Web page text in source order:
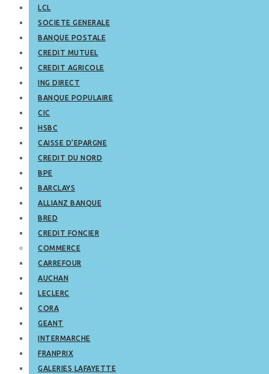
LCL
SOCIETE GENERALE
BANQUE POSTALE
CREDIT MUTUEL
CREDIT AGRICOLE
ING DIRECT
BANQUE POPULAIRE
CIC
HSBC
CAISSE D’EPARGNE
CREDIT DU NORD
BPE
BARCLAYS
ALLIANZ BANQUE
BRED
CREDIT FONCIER
COMMERCE
CARREFOUR
AUCHAN
LECLERC
CORA
GEANT
INTERMARCHE
FRANPRIX
GALERIES LAFAYETTE